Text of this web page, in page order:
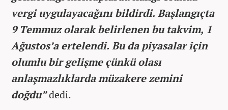
vergi uygulayacağını bildirdi. Başlangıçta
9 Temmuz olarak belirlenen bu takvim, 1
Ağustos’a ertelendi. Bu da piyasalar için
olumlu bir gelişme çünkü olası
anlaşmazlıklarda müzakere zemini
doğdu”dedi.